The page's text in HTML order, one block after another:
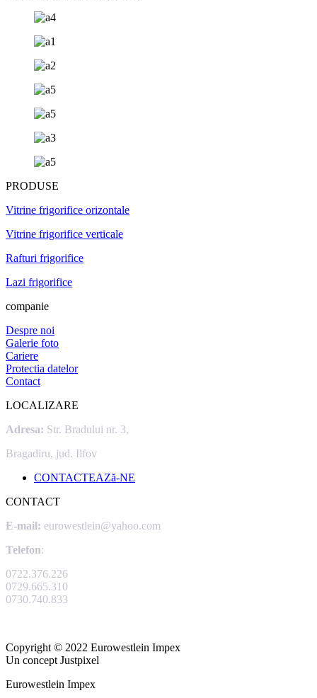
PRODUSE
Vitrine frigorifice orizontale
Vitrine frigorifice verticale
Rafturi frigorifice
Lazi frigorifice
companie
Despre noi
Galerie foto
Cariere
Protectia datelor
Contact
LOCALIZARE
Adresa: Str. Bradului nr. 3,
Bragadiru, jud. Ilfov
CONTACTEAZă-NE
CONTACT
E-mail: eurowestlein@yahoo.com
Telefon:
0722.376.226
0729.665.310
0730.740.833
Copyright © 2022 Eurowestlein Impex
Un concept Justpixel
Eurowestlein Impex